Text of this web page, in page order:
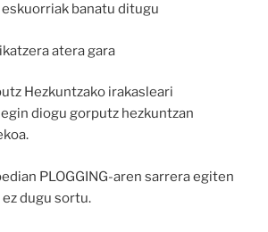
banatu ditugu
atera gara
Hezkuntzako irakasleari
diogu gorputz hezkuntzan
PLOGGING-aren sarrera egiten
dugu sortu.